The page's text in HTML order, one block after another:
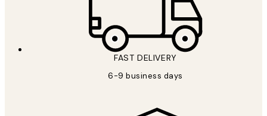
FAST DELIVERY
6-9 business days